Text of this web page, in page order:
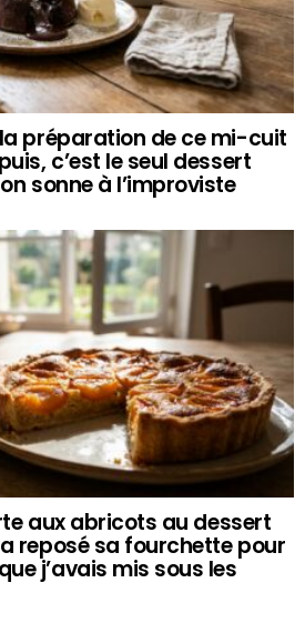
préparation de ce mi-cuit
c’est le seul dessert
sonne à l’improviste
aux abricots au dessert
reposé sa fourchette pour
j’avais mis sous les